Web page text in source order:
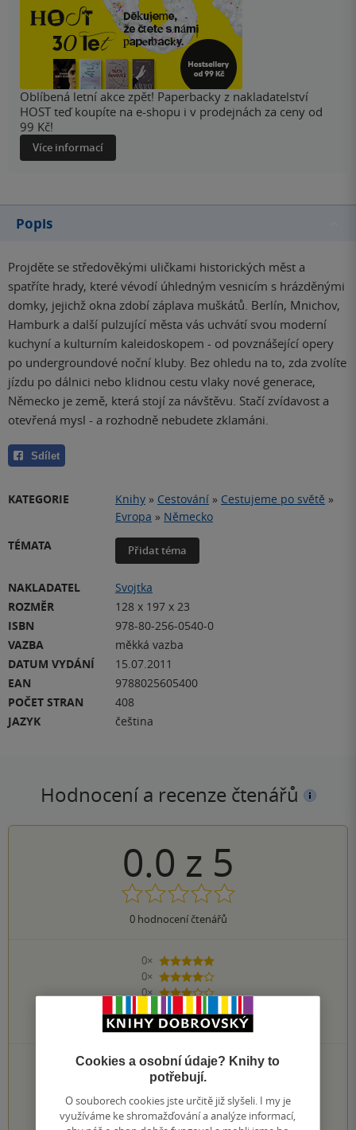
Oblíbená letní akce zpět! Paperbacky z nakladatelství
HOST teď koupíte na e-shopu i v prodejnách za ceny od
99 Kč!
Více informací
Popis
Projděte se středověkými uličkami historických měst a
spatříte hrady, které vévodí úhledným vesnicím s hrázděnými
domky, jejichž okna zdobí záplava muškátů. Berlín, Mnichov,
Hamburk a další pulzující města vás uchvátí svou moderní
kuchyní a kulturním kaleidoskopem - od povznášející opery
po undergroundové noční kluby. Bez ohledu na to, zda zvolíte
jízdu po dálnici nebo klidnou cestu vlaky nové generace,
Německo je země, která stojí za návštěvu. Stačí zvídavost a
otevřená mysl - a rozhodně nebudete zklamáni.
Sdílet
KATEGORIE Knihy » Cestování » Cestujeme po světě »
Evropa » Německo
TÉMATA
Přidat téma
NAKLADATEL
Svojtka
ROZMĚR
128 x 197 x 23
ISBN
978-80-256-0540-0
VAZBA
měkká vazba
DATUM VYDÁNÍ
15.07.2011
EAN
9788025605400
POČET STRAN
408
JAZYK
čeština
Hodnocení a recenze čtenářů
0.0 z 5
0hodnocení čtenářů
0×
5 hvězdiček
0×
4 hvězdičky
0×
3 hvězdičky
2 hvězdičky
0×
1 hvezdička
PŘIDEJTE SVÉ HODNOCENÍ KNIHY
1 2 3 4 5
Cookies a osobní údaje? Knihy to
potřebují.
O souborech cookies jste určitě již slyšeli. I my je
využíváme ke shromažďování a analýze informací,